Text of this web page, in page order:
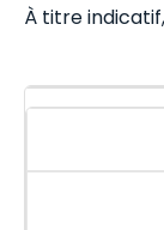
À titre